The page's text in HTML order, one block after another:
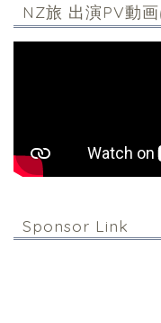
NZ旅 出演PV動
Sponsor Link